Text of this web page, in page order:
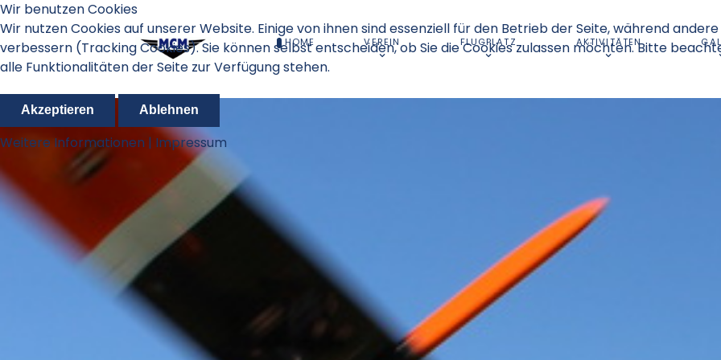
HOME VEREIN FLUGPLATZ AKTIVITÄTEN
Wir benutzen Cookies
Wir nutzen Cookies auf unserer Website. Einige von ihnen sind essenziell für den Betrieb der Seite, während
verbessern (Tracking Cookies). Sie können selbst entscheiden, ob Sie die Cookies zulassen möchten. Bitte
alle Funktionalitäten der Seite zur Verfügung stehen.
Akzeptieren Ablehnen
Weitere Informationen | Impressum